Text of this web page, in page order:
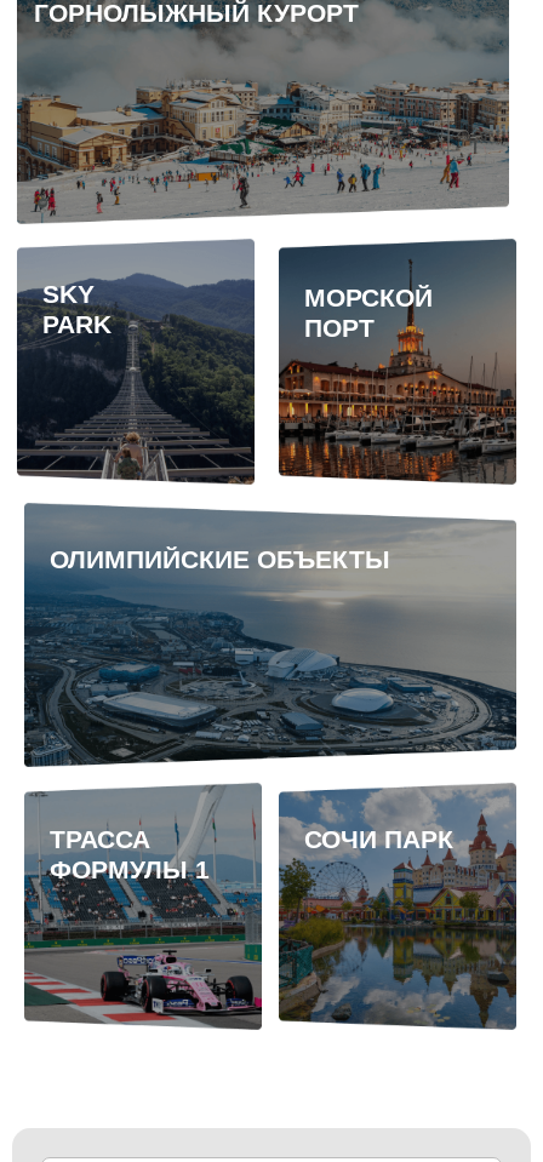
Не упустите свой шанс —
бронируйте сейчас, ведь цены
не ждут, они лишь растут!
+7
Нажимая кнопку «Оставить заявку», вы
соглашаетесь с условиямиполитики
конфиденциальности
Оставить заявку